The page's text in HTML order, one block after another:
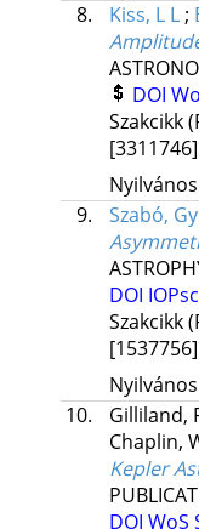
8.
Kiss, L L;
DOI
Szakcikk
[3311746]
9.
Szabó,
DOI
Szakcikk
[1537756]
10.
Gilliland,
Chaplin,
Kepler
DOI WoS